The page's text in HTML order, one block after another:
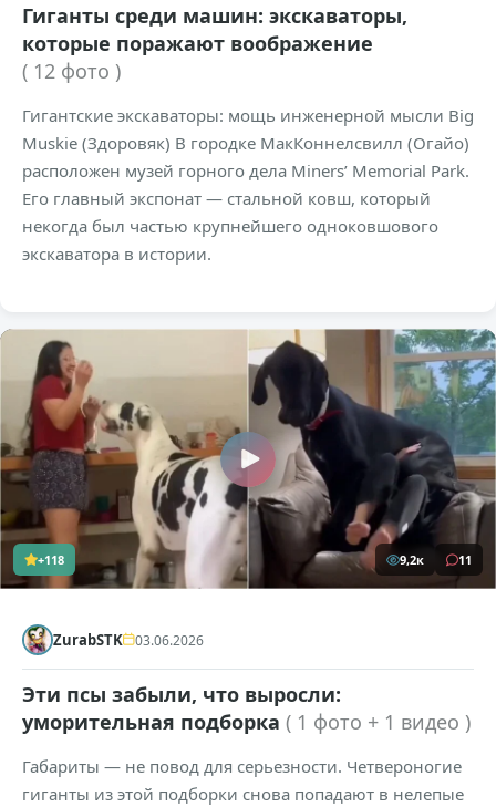
Гиганты среди машин: экскаваторы,
которые поражают воображение
( 12 фото )
Гигантские экскаваторы: мощь инженерной мысли Big
Muskie (Здоровяк) В городке МакКоннелсвилл (Огайо)
расположен музей горного дела Miners’ Memorial Park.
Его главный экспонат — стальной ковш, который
некогда был частью крупнейшего одноковшового
экскаватора в истории.
+118 9,2к 11
ZurabSTK 03.06.2026
Эти псы забыли, что выросли:
уморительная подборка ( 1 фото + 1 видео )
Габариты — не повод для серьезности. Четвероногие
гиганты из этой подборки снова попадают в нелепые